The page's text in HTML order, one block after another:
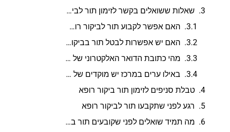
שאלות ששואלים בקשר לזימון תור לביקור רופא
האם אפשר לקבוע תור לביקור רופא דרך הטלפון?
האם יש אפשרות לבטל תור בביקור רופא?
מהי כתובת הדואר האלקטרוני של ביקור רופא?
באילו ערים במרכז יש מוקדים של ביקור רופא?
טבלת סניפים לזימון תור ביקור רופא
רגע לפני שתקבעו תור לביקור רופא
מה תמיד שואלים לפני שקובעים תור בביקור רופא?